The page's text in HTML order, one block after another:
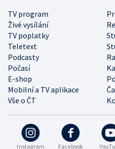
Instagram Facebook
TV program
Živé vysílání
TV poplatky
Teletext
Podcasty
Počasí
E-shop
Mobilní a TV aplikace
Vše o ČT